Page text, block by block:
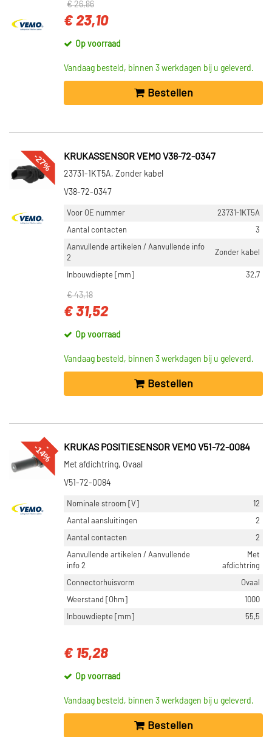
VOORRAAD
Niet op voorraad (603)
Op voorraad (19)
€ 26,86
€ 23,10
Op voorraad
Vandaag besteld, binnen 3 werkdagen bij u geleverd.
Bestellen
-27% KRUKASSENSOR VEMO V38-72-0347
23731-1KT5A, Zonder kabel
V38-72-0347
Voor OE nummer
23731-1KT5A
Aantal contacten
3
Aanvullende artikelen / Aanvullende info
2
Zonder kabel
Inbouwdiepte [mm] 32,7
€ 43,18
€ 31,52
Op voorraad
Vandaag besteld, binnen 3 werkdagen bij u geleverd.
Bestellen
--
1
4
% KRUKAS POSITIESENSOR VEMO V51-72-0084
Met afdichtring, Ovaal
V51-72-0084
Nominale stroom [V]
12
Aantal aansluitingen
2
Aantal contacten
2
Aanvullende artikelen / Aanvullende
info 2
Met
afdichtring
Connectorhuisvorm
Ovaal
Weerstand [Ohm]
1000
Inbouwdiepte [mm]
55,5
€ 15,28
Op voorraad
Vandaag besteld, binnen 3 werkdagen bij u geleverd.
Bestellen